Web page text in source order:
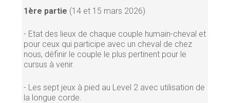
1ère partie (14 et 15 mars 2026)
- Etat des lieux de chaque couple humain-cheval et
pour ceux qui participe avec un cheval de chez
nous, définir le couple le plus pertinent pour le
cursus à venir.
- Les sept jeux à pied au Level 2 avec utilisation de
la longue corde.